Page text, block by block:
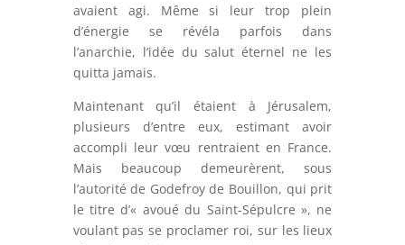
avaient agi. Même si leur trop plein
d’énergie se révéla parfois dans
l’anarchie, l’idée du salut éternel ne les
quitta jamais.
Maintenant qu’il étaient à Jérusalem,
plusieurs d’entre eux, estimant avoir
accompli leur vœu rentraient en France.
Mais beaucoup demeurèrent, sous
l’autorité de Godefroy de Bouillon, qui prit
le titre d’« avoué du Saint-Sépulcre », ne
voulant pas se proclamer roi, sur les lieux